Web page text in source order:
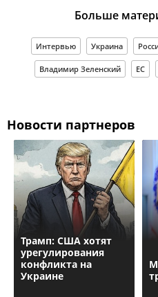
Больше
Интервью Украина
Владимир Зеленский ЕС
Новости партнеров
Трамп: США хотят
урегулирования
конфликта на
Украине